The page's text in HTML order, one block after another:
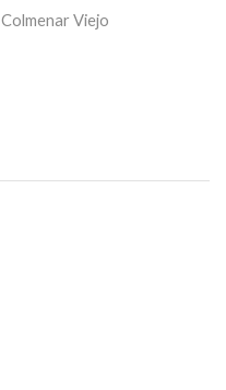
Colmenar Viejo